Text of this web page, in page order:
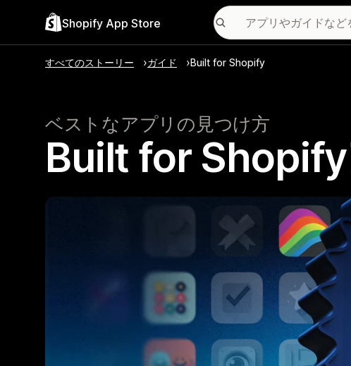
Shopify App Store
すべてのストーリー ガイド Built for Shopify
ベストなアプリの見つけ方
Built for